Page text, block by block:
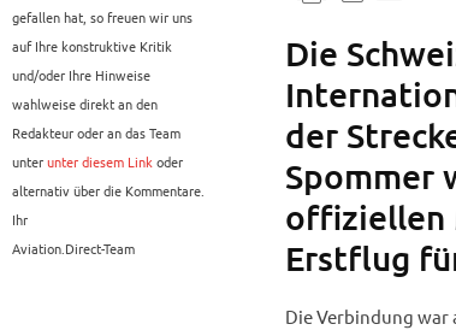
gefallen hat, so freuen wir uns
auf Ihre konstruktive Kritik
und/oder Ihre Hinweise
wahlweise direkt an den
Redakteur oder an das Team
unterunter diesem Linkoder
alternativ über die Kommentare.
Ihr
Aviation.Direct-Team
Die
der
Spommer
offiziellen
Erstflug
Die Verbindung